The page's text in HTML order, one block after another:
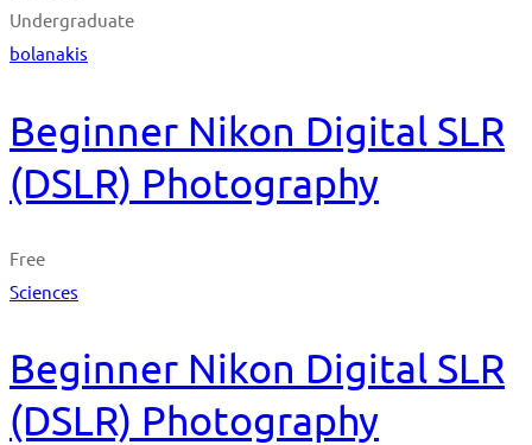
Undergraduate
bolanakis
Beginner Nikon Digital SLR
(DSLR) Photography
Free
Sciences
Beginner Nikon Digital SLR
(DSLR) Photography